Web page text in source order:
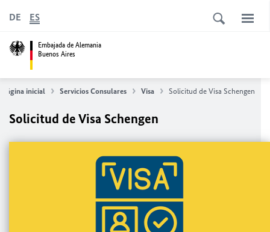
Embajada de Alemania
Buenos Aires
DE ES
Página inicial Servicios Consulares Visa Solicitud de Visa Schengen
Solicitud de Visa Schengen